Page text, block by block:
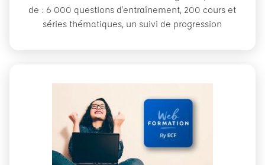
de : 6 000 questions d'entraînement, 200 cours et
séries thématiques, un suivi de progression